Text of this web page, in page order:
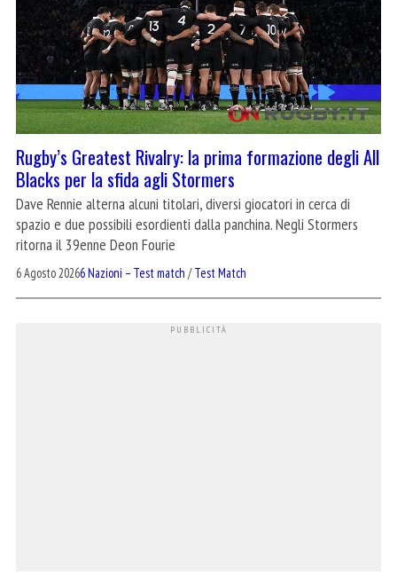
Rugby’s Greatest Rivalry: la prima formazione degli All
Blacks per la sfida agli Stormers
Dave Rennie alterna alcuni titolari, diversi giocatori in cerca di
spazio e due possibili esordienti dalla panchina. Negli Stormers
ritorna il 39enne Deon Fourie
6 Agosto 20266 Nazioni – Test match /Test Match